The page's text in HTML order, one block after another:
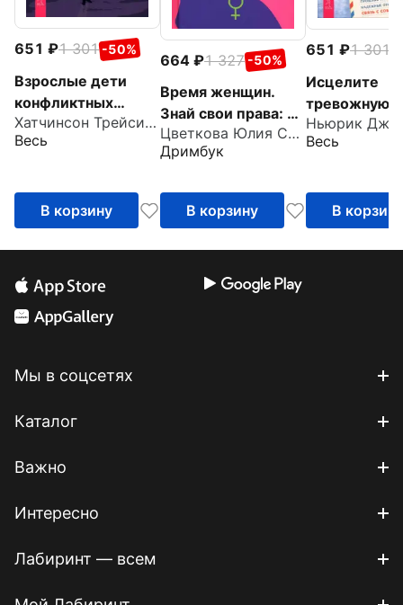
651 1 301 -50%
Взрослые дети
конфликтных
родителей. Как
освободиться от
исцелить боль от
травмы
Хатчинсон Трейси С.
Весь
В корзину
664 1 327 -50%
Время женщин.
Знай свои права: от
харассмента до
ЭКО
Цветкова Юлия Сергеевна
Дримбук
В корзину
651 1 301
Исцелите
тревожную
отпустить
выстроить
надежные
отношения
Ньюрик
Весь
В корзину
Мы в соцсетях
Каталог
Важно
Интересно
Лабиринт — всем